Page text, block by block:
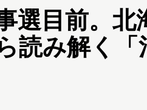
選目前。北
読み解く「